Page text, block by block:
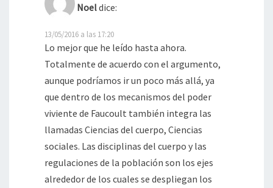
Noeldice:
13/05/2016 a las 17:20
Lo mejor que he leído hasta ahora.
Totalmente de acuerdo con el argumento,
aunque podríamos ir un poco más allá, ya
que dentro de los mecanismos del poder
viviente de Faucoult también integra las
llamadas Ciencias del cuerpo, Ciencias
sociales. Las disciplinas del cuerpo y las
regulaciones de la población son los ejes
alrededor de los cuales se despliegan los